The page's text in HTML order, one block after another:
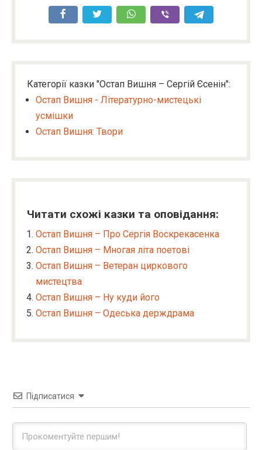
Категорії казки "Остап Вишня – Сергій Єсенін":
Остап Вишня - Літературно-мистецькі
усмішки
Остап Вишня: Твори
Читати схожі казки та оповідання:
Остап Вишня – Про Сергія Воскрекасенка
Остап Вишня – Многая літа поетові
Остап Вишня – Ветеран циркового
мистецтва
Остап Вишня – Ну куди його
Остап Вишня – Одеська держдрама
Підписатися